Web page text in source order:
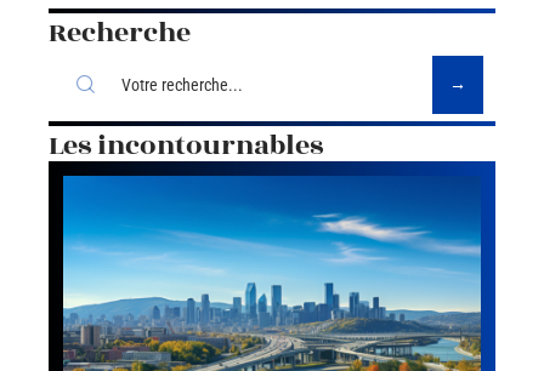
Recherche
Les incontournables